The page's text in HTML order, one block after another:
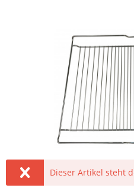
Dieser Artikel steht